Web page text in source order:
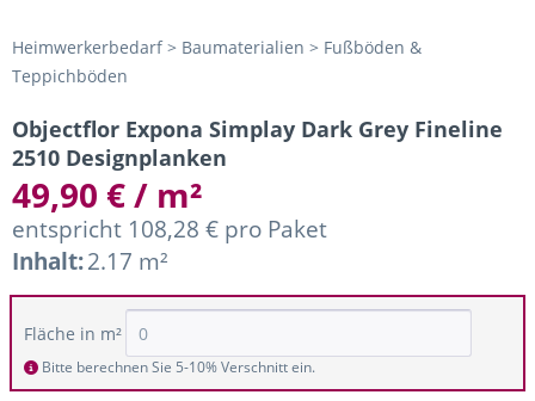
Heimwerkerbedarf > Baumaterialien > Fußböden &
Teppichböden
Objectflor Expona Simplay Dark Grey Fineline
2510 Designplanken
49,90 € / m²
entspricht 108,28 € pro Paket
Inhalt:2.17 m²
Fläche in m²
Bitte berechnen Sie 5-10% Verschnitt ein.